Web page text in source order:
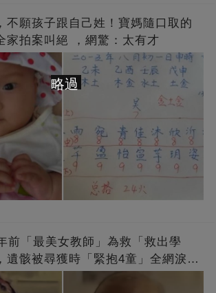
不願孩子跟自己姓！寶媽隨口取的
家拍案叫絕 ，網驚：太有才
前「最美女教師」為救「救出學
遺骸被尋獲時「緊抱4童」全網淚
不該被遺忘
略過